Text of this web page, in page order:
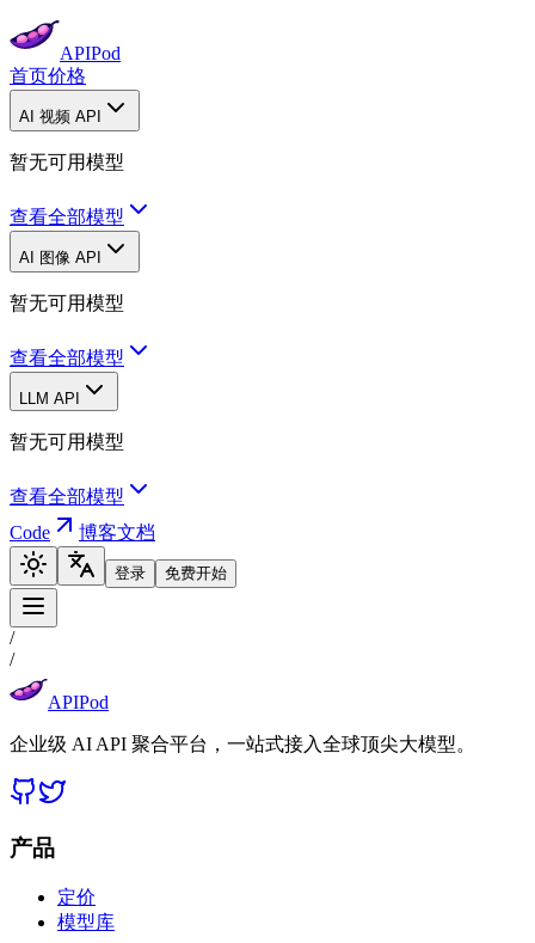
APIPod
首页价格
AI 视频 API
暂无可用模型
查看全部模型
AI 图像 API
暂无可用模型
查看全部模型
LLM API
暂无可用模型
查看全部模型
Code
博客文档
登录 免费开始
/
/
APIPod
企业级 AI API 聚合平台，一站式接入全球顶尖大模型。
产品
定价
模型库